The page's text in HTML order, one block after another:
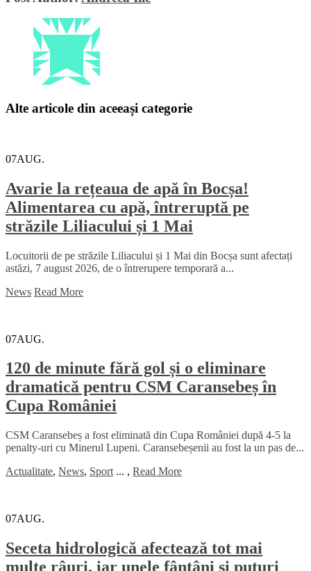
Alte articole din aceeași categorie
07AUG.
Avarie la rețeaua de apă în Bocșa!
Alimentarea cu apă, întreruptă pe
străzile Liliacului și 1 Mai
Locuitorii de pe străzile Liliacului și 1 Mai din Bocșa sunt afectați
astăzi, 7 august 2026, de o întrerupere temporară a...
News Read More
07AUG.
120 de minute fără gol și o eliminare
dramatică pentru CSM Caransebeș în
Cupa României
CSM Caransebeș a fost eliminată din Cupa României după 4-5 la
penalty-uri cu Minerul Lupeni. Caransebeșenii au fost la un pas de...
Actualitate, News, Sport ... , Read More
07AUG.
Seceta hidrologică afectează tot mai
multe râuri, iar unele fântâni și puțuri